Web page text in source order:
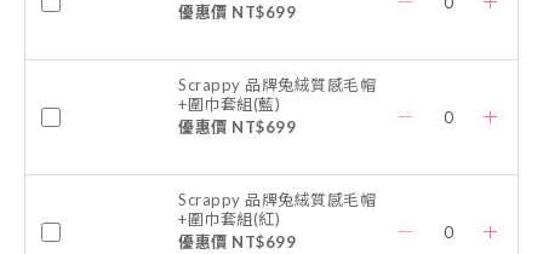
優惠價 NT$699
Scrappy 品牌兔絨質感毛帽
+圍巾套組(藍)
優惠價 NT$699
Scrappy 品牌兔絨質感毛帽
+圍巾套組(紅)
優惠價 NT$699